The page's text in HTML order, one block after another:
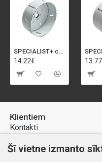
SPECIALIST+ caurumu zāģis BI-METAL, 95 mm
14.22€
Klientiem
Kontakti
Preču atgriešana
Šī vietne izmanto